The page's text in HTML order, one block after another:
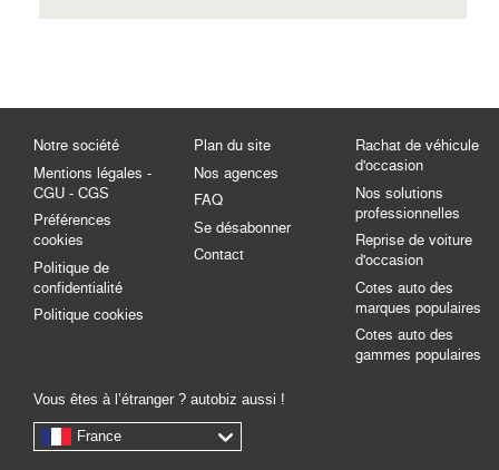
Notre société
Mentions légales -
CGU - CGS
Préférences
cookies
Politique de
confidentialité
Politique cookies
Plan du site
Nos agences
FAQ
Se désabonner
Contact
Rachat de véhicule
d'occasion
Nos solutions
professionnelles
Reprise de voiture
d'occasion
Cotes auto des
marques populaires
Cotes auto des
gammes populaires
Vous êtes à l’étranger ? autobiz aussi !
France